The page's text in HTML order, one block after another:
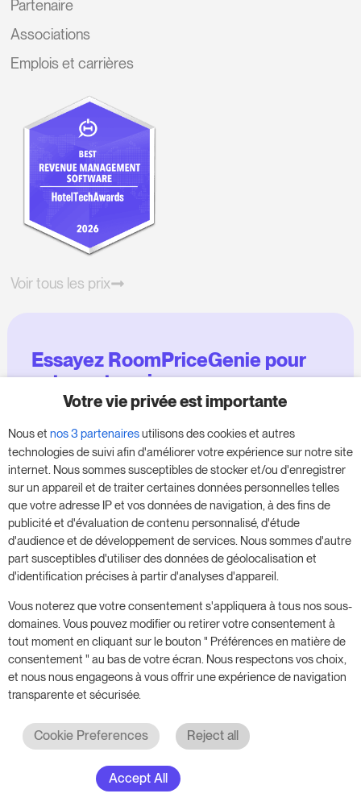
Partenaire
Associations
Emplois et carrières
Voir tous les prix
Essayez RoomPriceGenie pour
votre entreprise
donnez un coup de fouet à votre entreprise,
sans aucune obligation.
Réservez une réunion pour commencer votre
essai gratuit de 14 jours.
Prenez rendez-vous
© 2017 - 2026. Tous droits réservés. RoomPriceGenie AG
Votre vie privée est importante
Nous et nos 3 partenairesutilisons des cookies et autres
technologies de suivi afin d'améliorer votre expérience sur notre site
internet. Nous sommes susceptibles de stocker et/ou d'enregistrer
sur un appareil et de traiter certaines données personnelles telles
que votre adresse IP et vos données de navigation, à des fins de
publicité et d'évaluation de contenu personnalisé, d'étude
d'audience et de développement de services. Nous sommes d'autre
part susceptibles d'utiliser des données de géolocalisation et
d'identification précises à partir d'analyses d'appareil.
Vous noterez que votre consentement s'appliquera à tous nos sous-
domaines. Vous pouvez modifier ou retirer votre consentement à
tout moment en cliquant sur le bouton " Préférences en matière de
consentement " au bas de votre écran. Nous respectons vos choix,
et nous nous engageons à vous offrir une expérience de navigation
transparente et sécurisée.
Cookie Preferences Reject all
Accept All